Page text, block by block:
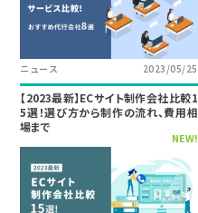
ニュース 2023/05/25
【2023最新】ECサイト制作会社比較1
5選！選び方から制作の流れ、費用相
場まで
NEW!